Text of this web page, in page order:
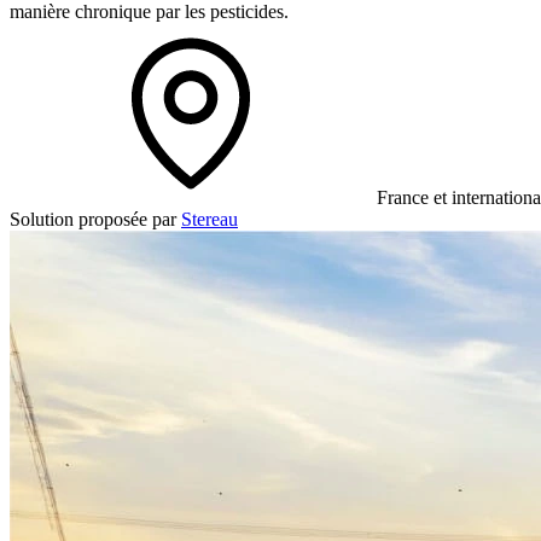
manière chronique par les pesticides.
France et
Solution proposée par Stereau